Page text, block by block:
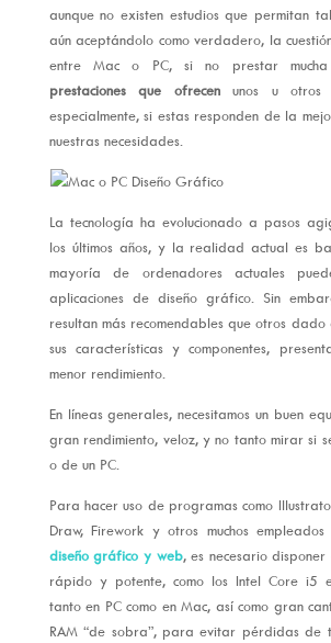
aunque no existen estudios que permitan
aún aceptándolo como verdadero, la
entre Mac o PC, si no prestar
prestaciones que ofrecenunos u otros
especialmente, si estas responden de la
nuestras necesidades.
La tecnología ha evolucionado a pasos
los últimos años, y la realidad actual es
mayoría de ordenadores actuales
aplicaciones de diseño gráfico. Sin
resultan más recomendables que otros dado
sus características y componentes,
menor rendimiento.
En líneas generales, necesitamos un buen
gran rendimiento, veloz, y no tanto mirar si
o de un PC.
Para hacer uso de programas como
Draw, Firework y otros muchos
diseño gráfico y web, es necesario
rápido y potente, como los Intel Core i5
tanto en PC como en Mac, así como gran
RAM “de sobra”, para evitar pérdidas de